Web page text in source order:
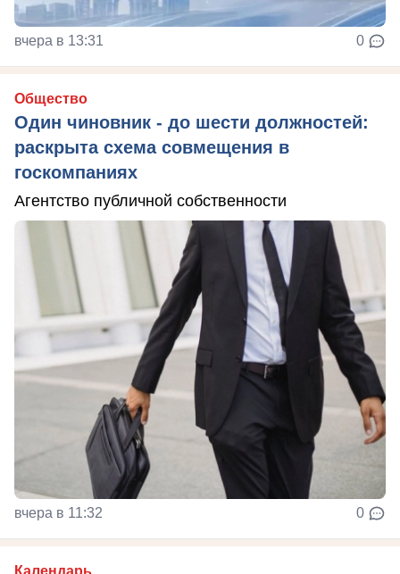
вчера в 13:31 0
Общество
Один чиновник - до шести должностей:
раскрыта схема совмещения в
госкомпаниях
Агентство публичной собственности
вчера в 11:32 0
Календарь